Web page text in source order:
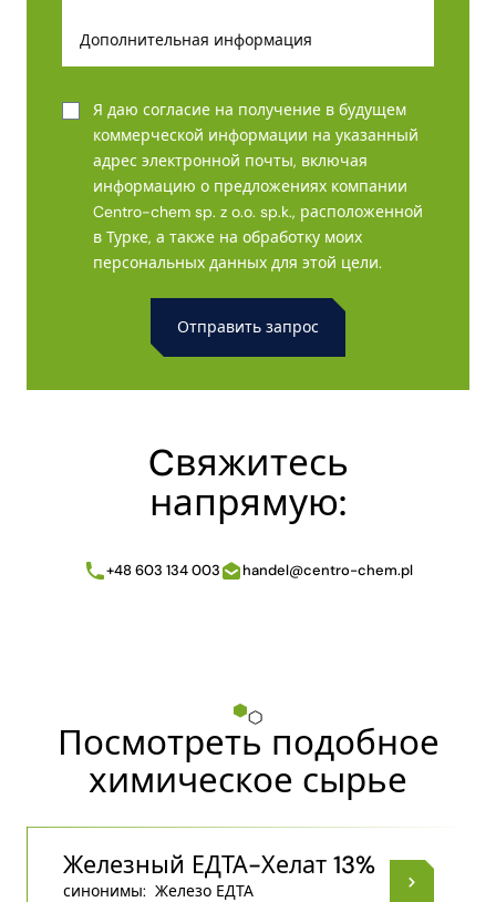
Я даю согласие на получение в будущем
коммерческой информации на указанный
адрес электронной почты, включая
информацию о предложениях компании
Centro-chem sp. z o.o. sp.k., расположенной
в Турке, а также на обработку моих
персональных данных для этой цели.
Cвяжитесь
напрямую:
+48 603 134 003 handel@centro-chem.pl
Посмотреть подобное
химическое сырье
Железный ЕДТА-Хелат 13%
синонимы: Железо ЕДТА